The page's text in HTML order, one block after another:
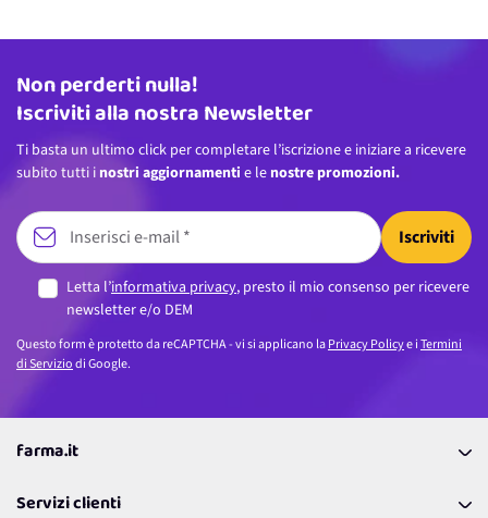
Indirizzo email
Non perderti nulla!
Iscriviti alla nostra Newsletter
Ti basta un ultimo click per completare l’iscrizione e iniziare a ricevere
subito tutti i nostri aggiornamenti e le nostre promozioni.
Iscriviti
Letta l’informativa privacy, presto il mio consenso per ricevere
newsletter e/o DEM
Questo form è protetto da reCAPTCHA - vi si applicano laPrivacy Policye iTermini
di Serviziodi Google.
farma.it
Coupon
Servizi clienti